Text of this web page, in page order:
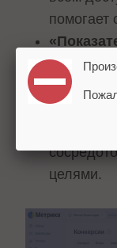
помогает
целям в
целями.